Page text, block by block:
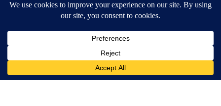
CNN Newsource
MORE NEWS